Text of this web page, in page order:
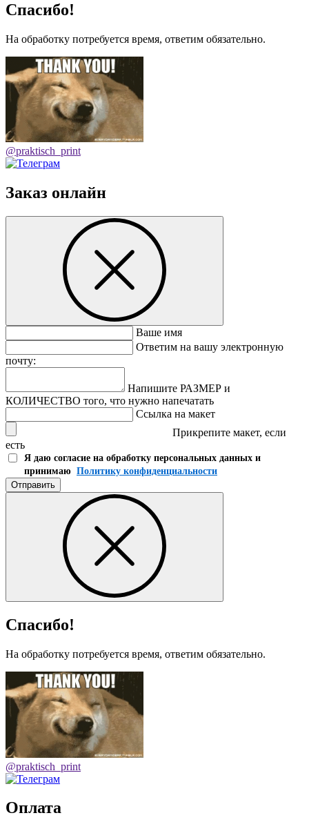
Спасибо!
На обработку потребуется время, ответим обязательно.
@praktisch_print
Заказ онлайн
Ваше имя
Ответим на вашу электронную
почту:
Напишите РАЗМЕР и
КОЛИЧЕСТВО того, что нужно напечатать
Ссылка на макет
Прикрепите макет, если
есть
Я даю согласие на обработку персональных данных и
принимаю Политику конфиденциальности
Отправить
Спасибо!
На обработку потребуется время, ответим обязательно.
@praktisch_print
Оплата